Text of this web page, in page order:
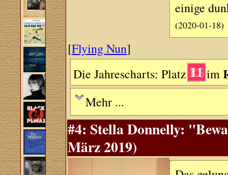
einige
(2020-01-18)
[Flying Nun]
Die Jahrescharts: Platz 11 im
Mehr ...
#4: Stella Donnelly:
März 2019)